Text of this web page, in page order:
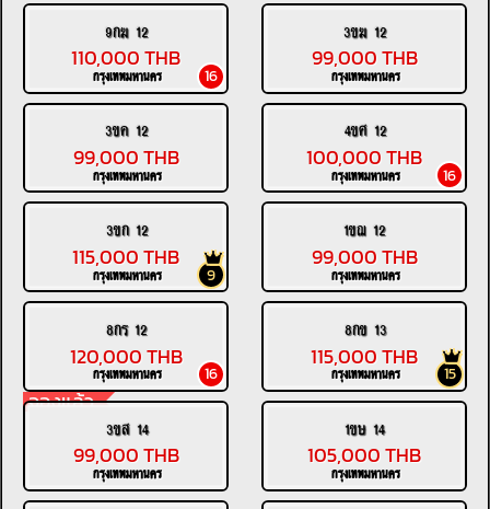
9กฆ 12
16
110,000 THB
กรุงเทพมหานคร
3ขฆ 12
99,000 THB
กรุงเทพมหานคร
3ขค 12
99,000 THB
กรุงเทพมหานคร
4ขศ 12
16
100,000 THB
กรุงเทพมหานคร
3ขก 12
9
115,000 THB
กรุงเทพมหานคร
1ขฌ 12
99,000 THB
กรุงเทพมหานคร
8กร 12
จองแล้ว
16
120,000 THB
กรุงเทพมหานคร
8กข 13
15
115,000 THB
กรุงเทพมหานคร
3ขส 14
99,000 THB
กรุงเทพมหานคร
1ขษ 14
105,000 THB
กรุงเทพมหานคร